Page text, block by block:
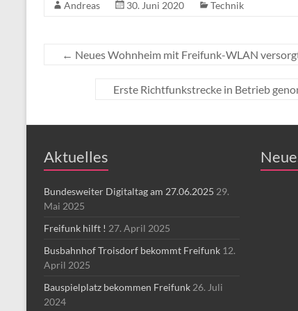
Andreas 30. Juni 2020 Technik
← Neues Wohnheim mit Freifunk-WLAN
Erste Richtfunkstrecke in Betrieb
Aktuelles
Bundesweiter Digitaltag am 27.06.2025 29.
Mai 2025
Freifunk hilft ! 27. April 2025
Busbahnhof Troisdorf bekommt Freifunk 12.
April 2025
Bauspielplatz bekommen Freifunk 26. Juli
2024